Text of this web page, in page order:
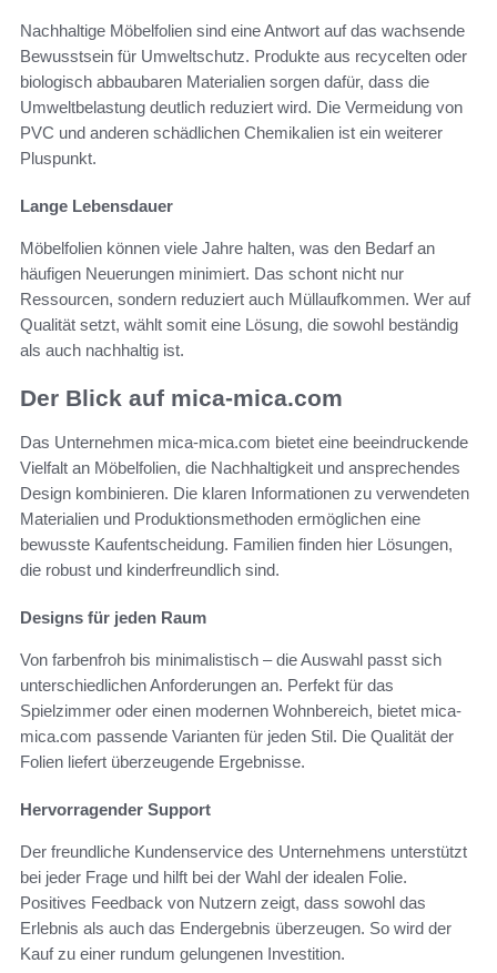
Nachhaltige Möbelfolien sind eine Antwort auf das wachsende
Bewusstsein für Umweltschutz. Produkte aus recycelten oder
biologisch abbaubaren Materialien sorgen dafür, dass die
Umweltbelastung deutlich reduziert wird. Die Vermeidung von
PVC und anderen schädlichen Chemikalien ist ein weiterer
Pluspunkt.
Lange Lebensdauer
Möbelfolien können viele Jahre halten, was den Bedarf an
häufigen Neuerungen minimiert. Das schont nicht nur
Ressourcen, sondern reduziert auch Müllaufkommen. Wer auf
Qualität setzt, wählt somit eine Lösung, die sowohl beständig
als auch nachhaltig ist.
Der Blick auf mica-mica.com
Das Unternehmen mica-mica.com bietet eine beeindruckende
Vielfalt an Möbelfolien, die Nachhaltigkeit und ansprechendes
Design kombinieren. Die klaren Informationen zu verwendeten
Materialien und Produktionsmethoden ermöglichen eine
bewusste Kaufentscheidung. Familien finden hier Lösungen,
die robust und kinderfreundlich sind.
Designs für jeden Raum
Von farbenfroh bis minimalistisch – die Auswahl passt sich
unterschiedlichen Anforderungen an. Perfekt für das
Spielzimmer oder einen modernen Wohnbereich, bietet mica-
mica.com passende Varianten für jeden Stil. Die Qualität der
Folien liefert überzeugende Ergebnisse.
Hervorragender Support
Der freundliche Kundenservice des Unternehmens unterstützt
bei jeder Frage und hilft bei der Wahl der idealen Folie.
Positives Feedback von Nutzern zeigt, dass sowohl das
Erlebnis als auch das Endergebnis überzeugen. So wird der
Kauf zu einer rundum gelungenen Investition.